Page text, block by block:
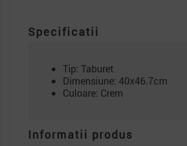
Specificatii
Tip: Taburet
Dimensiune: 40x46.7cm
Culoare: Crem
Informatii produs